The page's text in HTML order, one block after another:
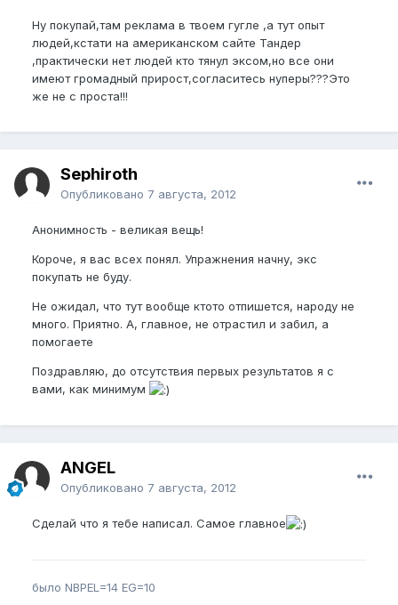
Ну покупай,там реклама в твоем гугле ,а тут опыт
людей,кстати на американском сайте Тандер
,практически нет людей кто тянул эксом,но все они
имеют громадный прирост,согласитесь нуперы???Это
же не с проста!!!
Sephiroth
Опубликовано 7 августа, 2012
Анонимность - великая вещь!
Короче, я вас всех понял. Упражнения начну, экс
покупать не буду.
Не ожидал, что тут вообще ктото отпишется, народу не
много. Приятно. А, главное, не отрастил и забил, а
помогаете
Поздравляю, до отсутствия первых результатов я с
вами, как минимум
ANGEL
Опубликовано 7 августа, 2012
Сделай что я тебе написал. Самое главное
было NBPEL=14 EG=10